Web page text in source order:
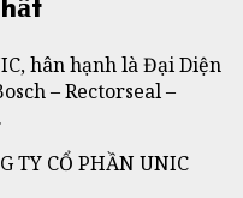
hân hạnh là Đại Diện
– Rectorseal –
TY CỔ PHẦN UNIC